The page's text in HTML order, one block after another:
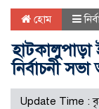
হোম
হাটকালুপাড়া
নির্বাচনী
Update Time :